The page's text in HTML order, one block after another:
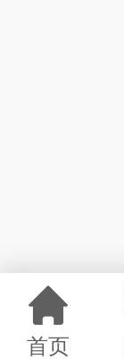
首页